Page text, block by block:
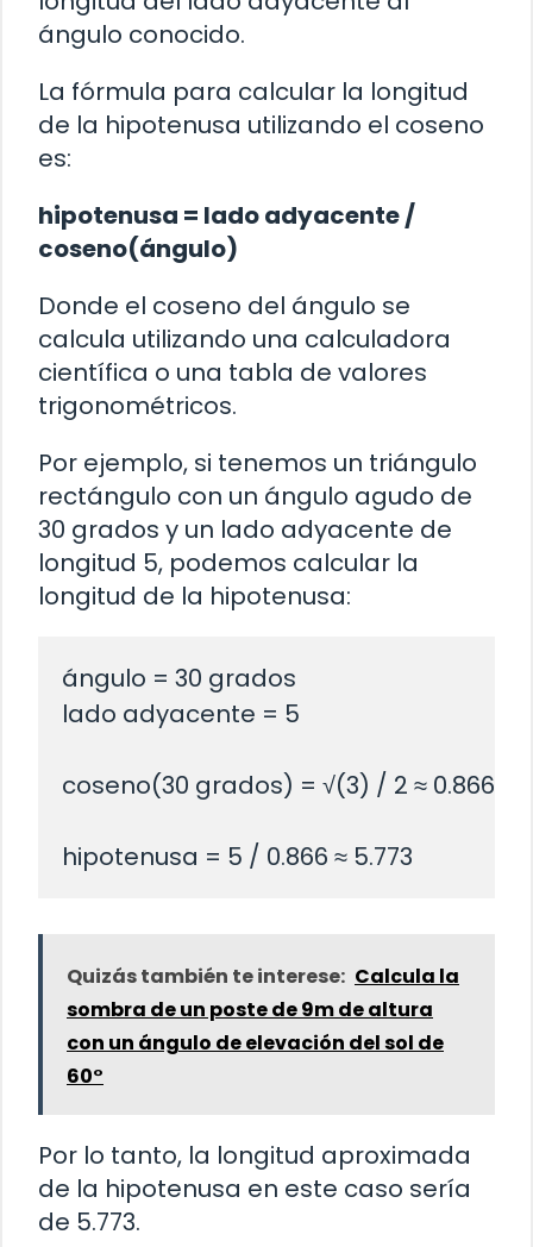
ángulo conocido.
La fórmula para calcular la longitud
de la hipotenusa utilizando el coseno
es:
hipotenusa = lado adyacente /
coseno(ángulo)
Donde el coseno del ángulo se
calcula utilizando una calculadora
científica o una tabla de valores
trigonométricos.
Por ejemplo, si tenemos un triángulo
rectángulo con un ángulo agudo de
30 grados y un lado adyacente de
longitud 5, podemos calcular la
longitud de la hipotenusa:
ángulo = 30 grados
lado adyacente = 5
coseno(30 grados) = √(3) / 2 ≈ 0.866
Quizás también te interese: Calcula la
sombra de un poste de 9m de altura
con un ángulo de elevación del sol de
60°
Por lo tanto, la longitud aproximada
de la hipotenusa en este caso sería
de 5.773.